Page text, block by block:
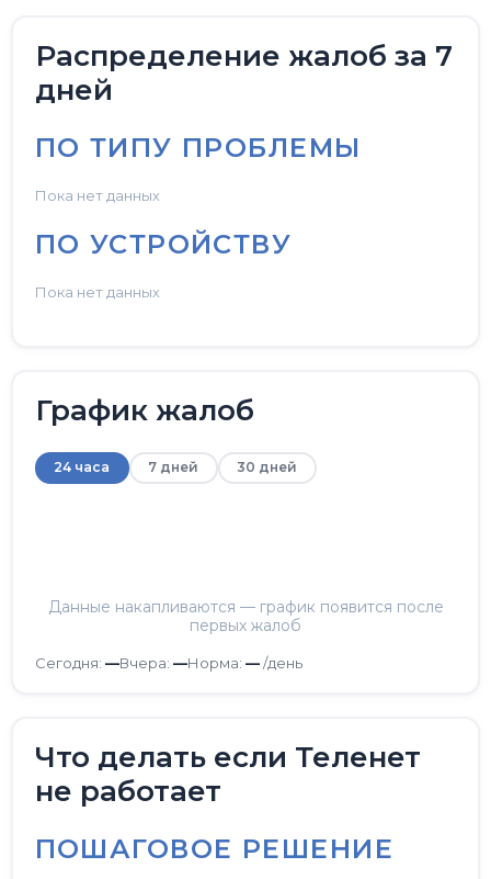
Распределение жалоб за 7
дней
ПО ТИПУ ПРОБЛЕМЫ
Пока нет данных
ПО УСТРОЙСТВУ
Пока нет данных
График жалоб
24 часа 7 дней 30 дней
Данные накапливаются — график появится после
первых жалоб
Сегодня: —Вчера: —Норма: —/день
Что делать если Теленет
не работает
ПОШАГОВОЕ РЕШЕНИЕ